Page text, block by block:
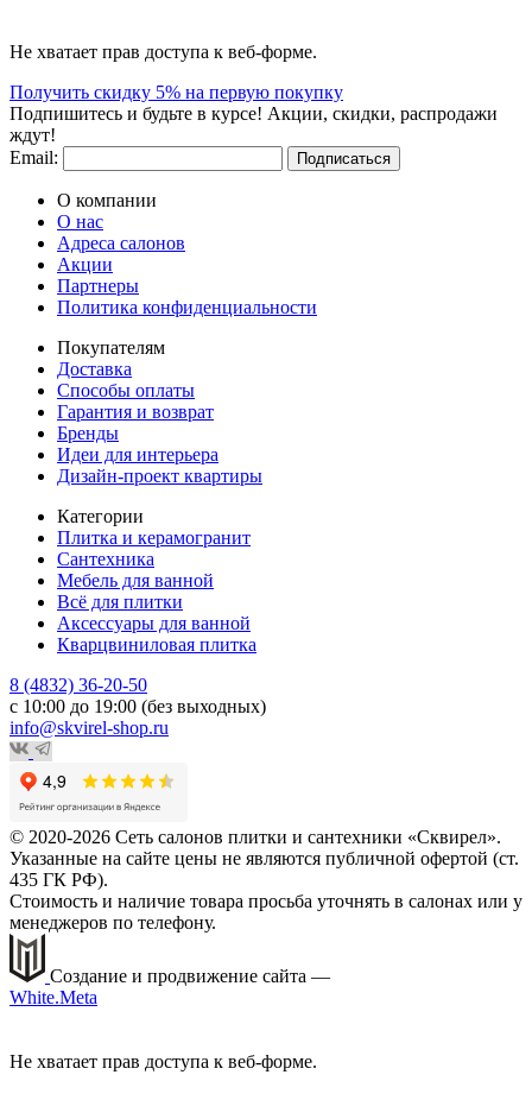
Не хватает прав доступа к веб-форме.
Получить скидку 5% на первую покупку
Подпишитесь и будьте в курсе! Акции, скидки, распродажи
ждут!
Email:
Подписаться
О компании
О нас
Адреса салонов
Акции
Партнеры
Политика конфиденциальности
Покупателям
Доставка
Способы оплаты
Гарантия и возврат
Бренды
Идеи для интерьера
Дизайн-проект квартиры
Категории
Плитка и керамогранит
Сантехника
Мебель для ванной
Всё для плитки
Аксессуары для ванной
Кварцвиниловая плитка
8 (4832) 36-20-50
с 10:00 до 19:00 (без выходных)
info@skvirel-shop.ru
© 2020-2026 Сеть салонов плитки и сантехники «Сквирел».
Указанные на сайте цены не являются публичной офертой (ст.
435 ГК РФ).
Стоимость и наличие товара просьба уточнять в салонах или у
менеджеров по телефону.
Создание и продвижение сайта —
White.Meta
Не хватает прав доступа к веб-форме.